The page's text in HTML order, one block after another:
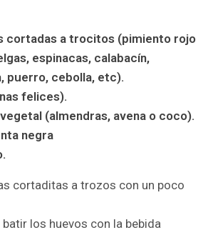
cortadas a trocitos (pimiento rojo
espinacas, calabacín,
puerro, cebolla, etc).
felices).
(almendras, avena o coco).
negra
cortaditas a trozos con un poco
los huevos con la bebida